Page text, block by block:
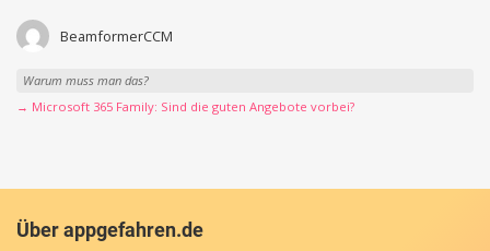
BeamformerCCM
Warum muss man das?
→ Microsoft 365 Family: Sind die guten Angebote vorbei?
Über appgefahren.de